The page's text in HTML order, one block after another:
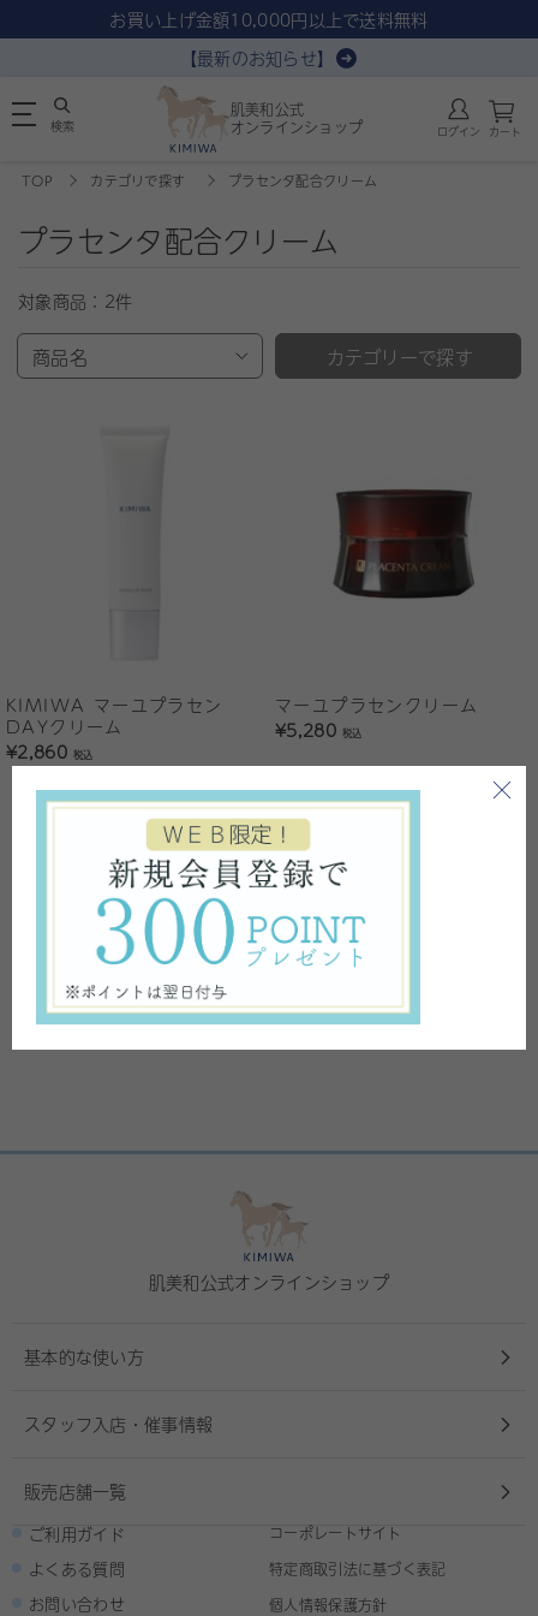
お買い上げ金額10,000円以上で送料無料
【最新のお知らせ】
肌美和公式
オンラインショップ
検索 ログイン カート
TOP カテゴリで探す プラセンタ配合クリーム
プラセンタ配合クリーム
対象商品： 2件
商品名 カテゴリーで探す
KIMIWA マーユプラセン
DAYクリーム
¥2,860税込
マーユプラセンクリーム
¥5,280税込
1
肌美和公式オンラインショップ
基本的な使い方
スタッフ入店・催事情報
販売店舗一覧
ご利用ガイド
よくある質問
お問い合わせ
コーポレートサイト
特定商取引法に基づく表記
個人情報保護方針